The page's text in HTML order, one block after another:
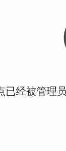
已经被管理